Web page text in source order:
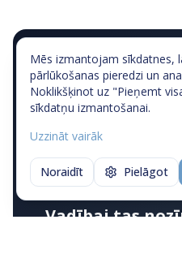
Mūsu darbs
mērķu izpratni,
tehnoloģiju izvēli
izpildes procesu —
validācijas un POC
mērogojamai
Vadībai tas
Mēs izmantojam sīkdatnes,
pārlūkošanas pieredzi un
Noklikšķinot uz "Pieņemt
sīkdatņu izmantošanai.
Uzzināt vairāk
Noraidīt Pielāgot